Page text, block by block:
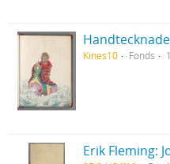
Kines10 Fonds
Erik Fleming: